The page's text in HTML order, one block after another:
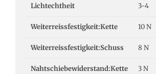
Lichtechtheit 3-4
Weiterreissfestigkeit:Kette 10 N
Weiterreissfestigkeit:Schuss 8 N
Nahtschiebewiderstand:Kette 3 N